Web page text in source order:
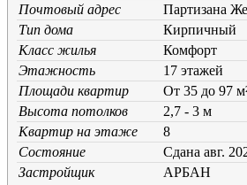
Почтовый адрес
Партизана
Тип дома
Кирпичный
Класс жилья
Комфорт
Этажность
17 этажей
Площади квартир
От 35 до 97
Высота потолков
2,7 - 3 м
Квартир на этаже
8
Состояние
Cдана авг.
Застройщик
АРБАН